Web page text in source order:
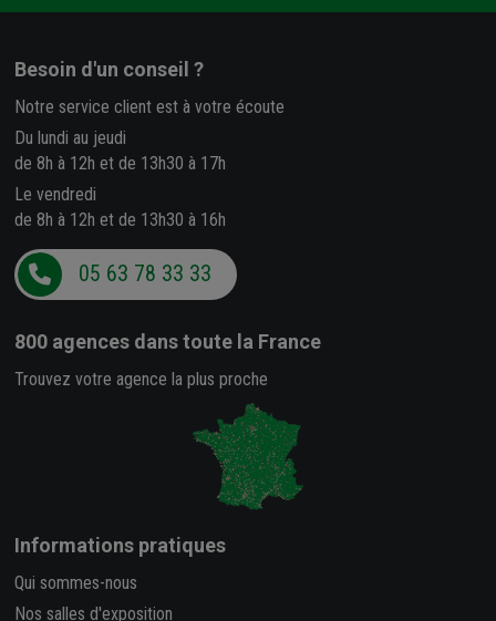
Besoin d'un conseil ?
Notre service client est à votre écoute
Du lundi au jeudi
de 8h à 12h et de 13h30 à 17h
Le vendredi
de 8h à 12h et de 13h30 à 16h
05 63 78 33 33
800 agences dans toute la France
Trouvez votre agence la plus proche
Informations pratiques
Qui sommes-nous
Nos salles d'exposition